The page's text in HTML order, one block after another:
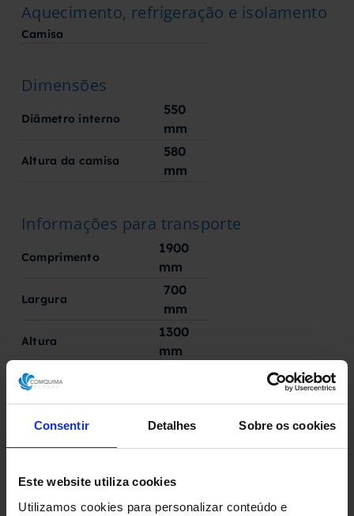
Consentir Detalhes Sobre os cookies
Este website utiliza cookies
Utilizamos cookies para personalizar conteúdo e
Aquecimento, refrigeração e isolamento
Camisa
Dimensões
Diâmetro interno
550
mm
Altura da camisa
580
mm
Informações para transporte
Comprimento
1900
mm
Largura
700
mm
Altura
1300
mm
Condição
No estado
Fabricado por